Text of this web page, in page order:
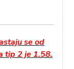
se od
tip 2 je 1.58.